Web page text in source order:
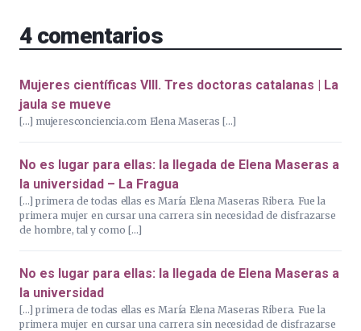
4comentarios
Mujeres científicas VIII. Tres doctoras catalanas | La
jaula se mueve
[…] mujeresconciencia.com Elena Maseras […]
No es lugar para ellas: la llegada de Elena Maseras a
la universidad – La Fragua
[…] primera de todas ellas es María Elena Maseras Ribera. Fue la
primera mujer en cursar una carrera sin necesidad de disfrazarse
de hombre, tal y como […]
No es lugar para ellas: la llegada de Elena Maseras a
la universidad
[…] primera de todas ellas es María Elena Maseras Ribera. Fue la
primera mujer en cursar una carrera sin necesidad de disfrazarse